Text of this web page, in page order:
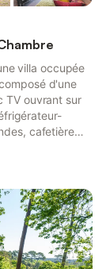
villa occupée
d'une
TV ouvrant sur
cafetière
lits en 80
avec lave-
vélos. Pos...